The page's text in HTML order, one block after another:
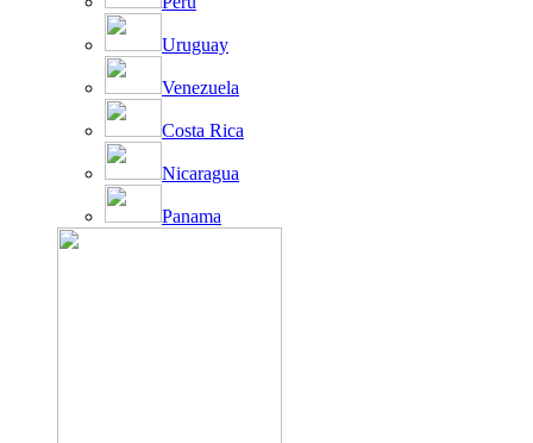
Uruguay
Venezuela
Costa Rica
Nicaragua
Panama